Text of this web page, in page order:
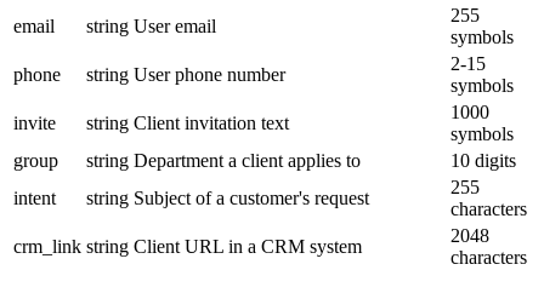
email
string User email
255
symbols
phone
string User phone number
2-15
symbols
invite
string Client invitation text
1000
symbols
group
string Department a client applies to
10 digits
intent
string Subject of a customer's request
255
characters
crm_link string Client URL in a CRM system
2048
characters